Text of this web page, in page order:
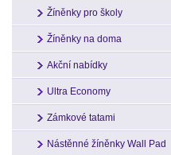
Žíněnky pro školy
Žíněnky na doma
Akční nabídky
Ultra Economy
Zámkové tatami
Nástěnné žíněnky Wall Pad